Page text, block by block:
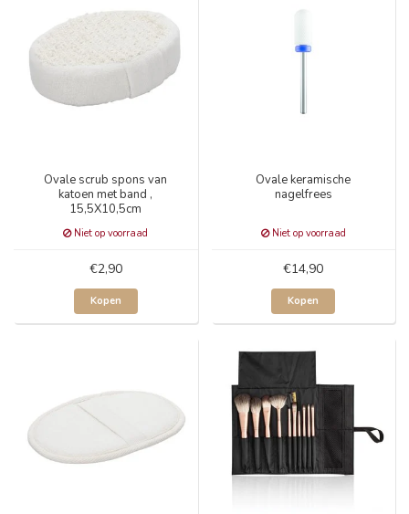
Ovale scrub spons van
katoen met band ,
15,5X10,5cm
Niet op voorraad
€2,90
Kopen
Ovale keramische
nagelfrees
Niet op voorraad
€14,90
Kopen